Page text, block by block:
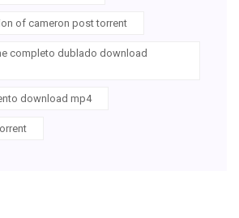
of cameron post torrent
completo dublado download
download mp4